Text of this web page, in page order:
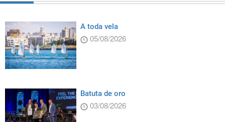
A toda vela
05/08/2026
Batuta de oro
03/08/2026